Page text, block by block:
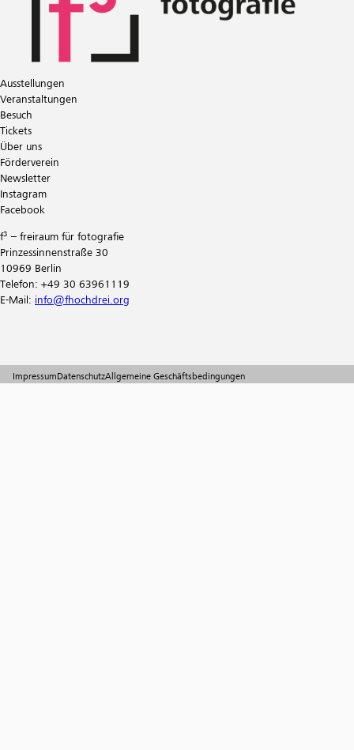
Ausstellungen
Veranstaltungen
Besuch
Tickets
Über uns
Förderverein
Newsletter
Instagram
Facebook
f³ – freiraum für fotografie
Prinzessinnenstraße 30
10969 Berlin
Telefon: +49 30 63961119
E-Mail: info@fhochdrei.org
ImpressumDatenschutzAllgemeine Geschäftsbedingungen